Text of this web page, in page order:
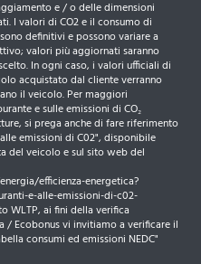
e / o delle dimensioni
I valori di CO2 e il consumo di
definitivi e possono variare a
valori più aggiornati saranno
In ogni caso, i valori ufficiali di
acquistato dal cliente verranno
il veicolo. Per maggiori
e sulle emissioni di CO₂
si prega anche di fare riferimento
emissioni di C02", disponibile
del veicolo e sul sito web del
efficienza-energetica?
e-alle-emissioni-di-c02-
WLTP, ai fini della verifica
/ Ecobonus vi invitiamo a verificare il
consumi ed emissioni NEDC"